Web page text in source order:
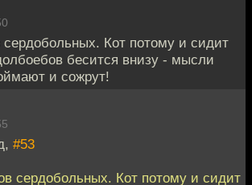
сердобольных. Кот потому и сидит
бесится внизу - мысли
и сожрут!
#53
сердобольных. Кот потому и сидит